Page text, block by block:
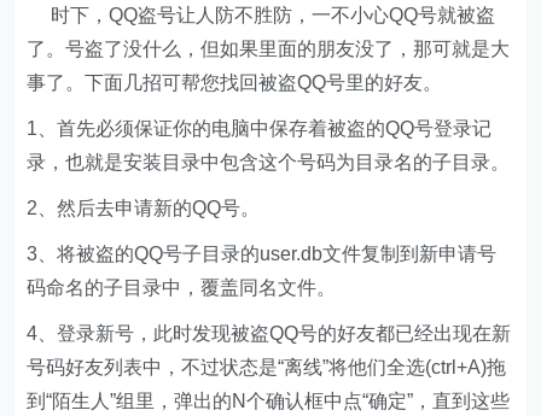
时下，QQ盗号让人防不胜防，一不小心QQ号就被盗
了。号盗了没什么，但如果里面的朋友没了，那可就是大
事了。下面几招可帮您找回被盗QQ号里的好友。
1、首先必须保证你的电脑中保存着被盗的QQ号登录记
录，也就是安装目录中包含这个号码为目录名的子目录。
2、然后去申请新的QQ号。
3、将被盗的QQ号子目录的user.db文件复制到新申请号
码命名的子目录中，覆盖同名文件。
4、登录新号，此时发现被盗QQ号的好友都已经出现在新
号码好友列表中，不过状态是“离线”将他们全选(ctrl+A)拖
到“陌生人”组里，弹出的N个确认框中点“确定”，直到这些